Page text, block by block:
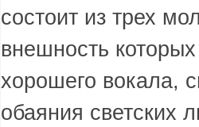
состоит из трех
внешность
хорошего вокала,
обаяния светских